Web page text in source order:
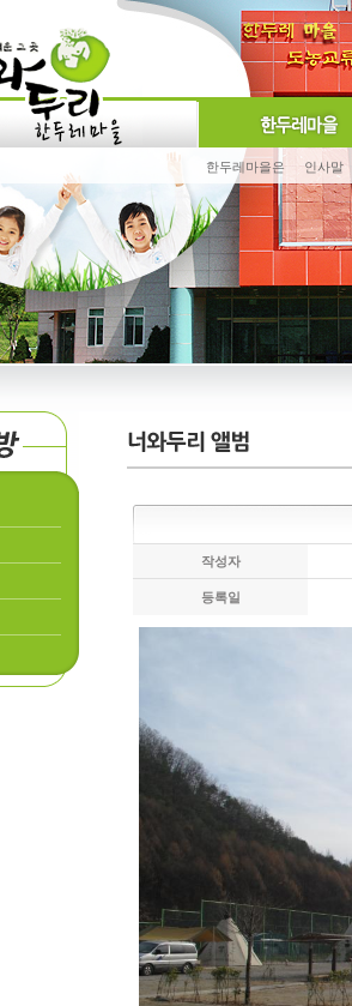
한두레마을은 인사말
작성자
등록일